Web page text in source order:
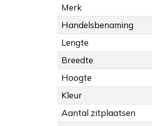
Merk
Handelsbenaming
Lengte
Breedte
Hoogte
Kleur
Aantal zitplaatsen